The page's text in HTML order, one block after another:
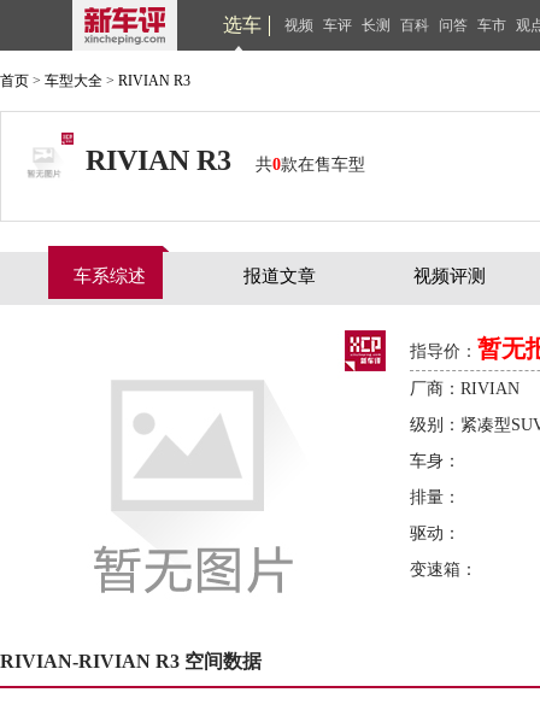
选车 视频 车评 长测 百科 问答 车市 观
首页 > 车型大全 > RIVIAN R3
RIVIAN R3 共0款在售车型
车系综述 报道文章 视频评测
指导价： 暂无
厂商：RIVIAN
级别：紧凑型
车身：
排量：
驱动：
变速箱：
RIVIAN-RIVIAN R3 空间数据